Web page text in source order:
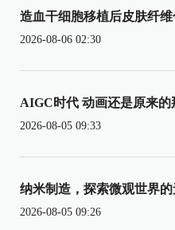
造血干细胞移植后皮肤纤
2026-08-06 02:30
AIGC时代 动画还是原来的
2026-08-05 09:33
纳米制造，探索微观世界
2026-08-05 09:26